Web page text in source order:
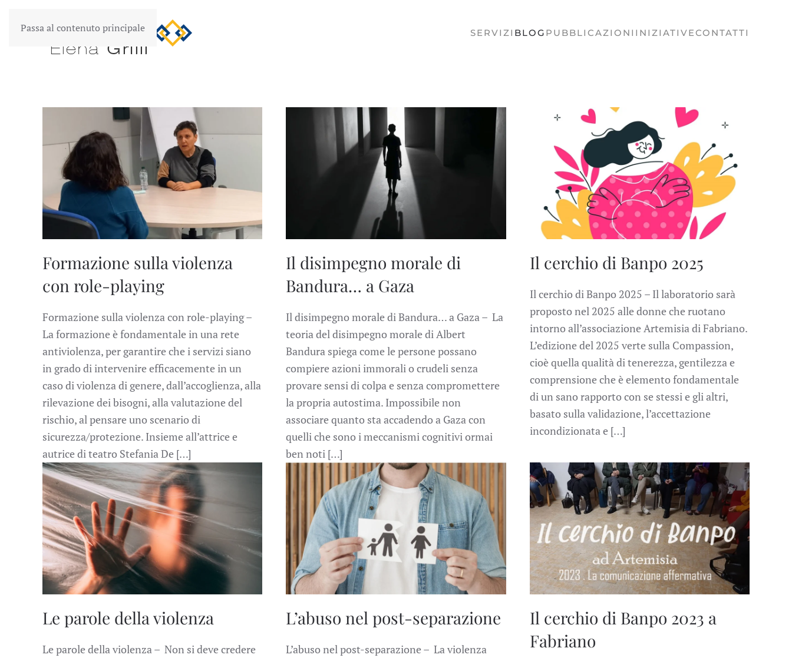
Passa al contenuto principale SERVIZI BLOG PUBBLICAZIONI INIZIATIVECONTATTI
Formazione sulla violenza
con role-playing
Formazione sulla violenza con role-playing –
La formazione è fondamentale in una rete
antiviolenza, per garantire che i servizi siano
in grado di intervenire efficacemente in un
caso di violenza di genere, dall’accoglienza, alla
rilevazione dei bisogni, alla valutazione del
rischio, al pensare uno scenario di
sicurezza/protezione. Insieme all’attrice e
autrice di teatro Stefania De […]
Il disimpegno morale di
Bandura… a Gaza
Il disimpegno morale di Bandura… a Gaza – La
teoria del disimpegno morale di Albert
Bandura spiega come le persone possano
compiere azioni immorali o crudeli senza
provare sensi di colpa e senza compromettere
la propria autostima. Impossibile non
associare quanto sta accadendo a Gaza con
quelli che sono i meccanismi cognitivi ormai
ben noti […]
Il cerchio di Banpo 2025
Il cerchio di Banpo 2025 – Il laboratorio sarà
proposto nel 2025 alle donne che ruotano
intorno all’associazione Artemisia di Fabriano.
L’edizione del 2025 verte sulla Compassion,
cioè quella qualità di tenerezza, gentilezza e
comprensione che è elemento fondamentale
di un sano rapporto con se stessi e gli altri,
basato sulla validazione, l’accettazione
incondizionata e […]
Le parole della violenza
Le parole della violenza – Non si deve credere
L’abuso nel post-separazione
L’abuso nel post-separazione – La violenza
Il cerchio di Banpo 2023 a
Fabriano